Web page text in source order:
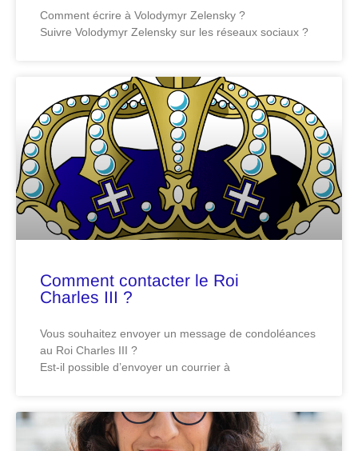
Comment écrire à Volodymyr Zelensky ?
Suivre Volodymyr Zelensky sur les réseaux sociaux ?
Comment contacter le Roi
Charles III ?
Vous souhaitez envoyer un message de condoléances
au Roi Charles III ?
Est-il possible d’envoyer un courrier à